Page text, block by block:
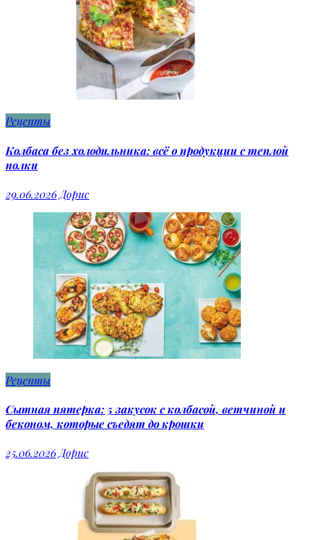
Рецепты
Колбаса без холодильника: всё о продукции с теплой
полки
29.06.2026 Дорис
Рецепты
Сытная пятерка: 5 закусок с колбасой, ветчиной и
беконом, которые съедят до крошки
25.06.2026Дорис